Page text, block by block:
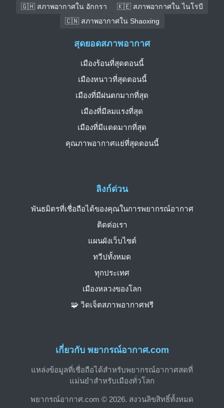
🇬🇭 สภาพอากาศใน อักกรา
🇰🇪 สภาพอากาศใน ไนโรบี
🇨🇳 สภาพอากาศใน Shaoxing
เกี่ยวกับ พยากรณ์อากาศ.com
แหล่งข้อมูลที่เชื่อถือได้สำหรับพยากรณ์อากาศสดที่
แม่นยำสำหรับเมืองทั่วโลก
พยากรณ์อากาศ.com © 2026. สงวนลิขสิทธิ์ทั้งหมด
ลิงก์ด่วน
พันธมิตรที่เชื่อถือได้ของคุณในการพยากรณ์อากาศ
ติดต่อเรา
แผนผังเว็บไซต์
ทวีปทั้งหมด
ทุกประเทศ
เมืองหลวงของโลก
🧩 วิดเจ็ตสภาพอากาศฟรี
สุดยอดสภาพอากาศ
เมืองร้อนที่สุดตอนนี้
เมืองหนาวที่สุดตอนนี้
เมืองที่มีฝนตกมากที่สุด
เมืองที่มีลมแรงที่สุด
เมืองที่มีแดดมากที่สุด
คุณภาพอากาศแย่ที่สุดตอนนี้